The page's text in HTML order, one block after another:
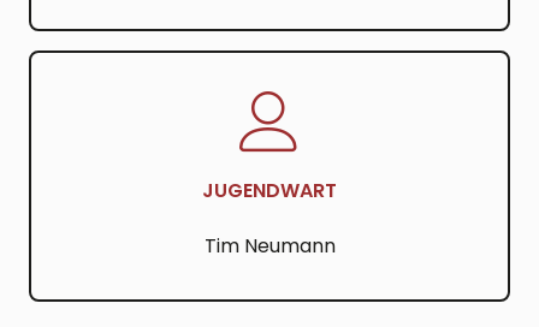
JUGENDWART
Tim Neumann